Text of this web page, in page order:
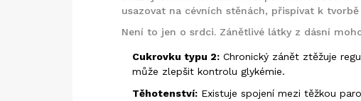
usazovat na cévních stěnách, přispívat k
Není to jen o srdci. Zánětlivé látky z dásní
Cukrovku typu 2: Chronický zánět ztěžuje
může zlepšit kontrolu glykémie.
Těhotenství: Existuje spojení mezi těžkou